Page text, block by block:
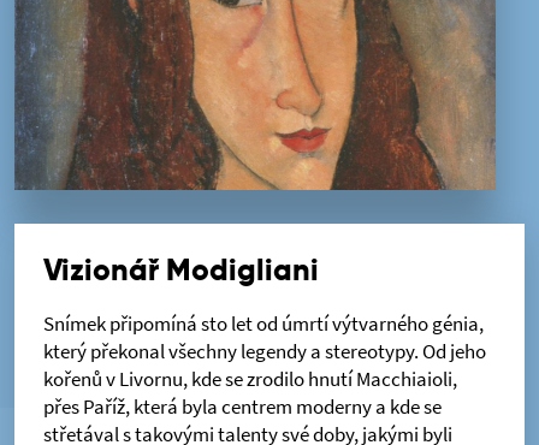
Vizionář Modigliani
Snímek připomíná sto let od úmrtí výtvarného génia,
který překonal všechny legendy a stereotypy. Od jeho
kořenů v Livornu, kde se zrodilo hnutí Macchiaioli,
přes Paříž, která byla centrem moderny a kde se
střetával s takovými talenty své doby, jakými byli